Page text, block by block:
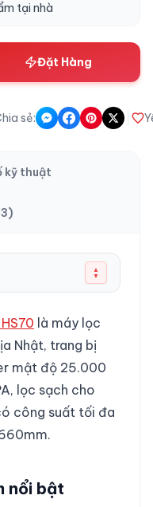
tại nhà
Đặt Hàng
sẻ:
kỹ thuật
▲
▼
là máy lọc
Nhật, trang bị
mật độ 25.000
lọc sạch cho
công suất tối đa
nổi bật